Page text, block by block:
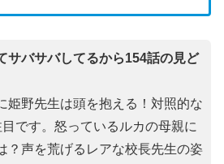
サバサバしてるから154話の見ど
姫野先生は頭を抱える！対照的な
です。怒っているルカの母親に
？声を荒げるレアな校長先生の姿